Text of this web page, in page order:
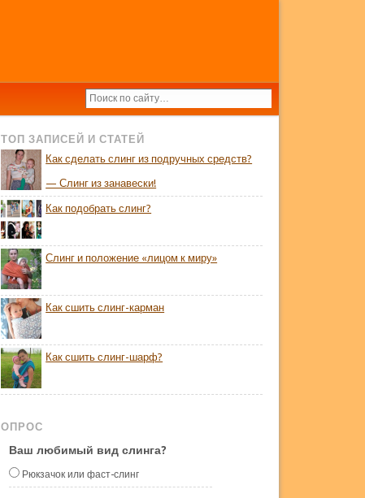
ТОП ЗАПИСЕЙ И СТАТЕЙ
Как сделать слинг из подручных средств?
— Слинг из занавески!
Как подобрать слинг?
Слинг и положение «лицом к миру»
Как сшить слинг-карман
Как сшить слинг-шарф?
ОПРОС
Ваш любимый вид слинга?
Рюкзачок или фаст-слинг